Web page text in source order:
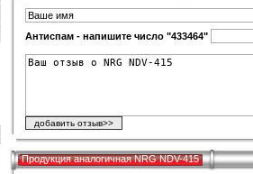
Антиспам - напишите число "433464"
Продукция аналогичная NRG NDV-415